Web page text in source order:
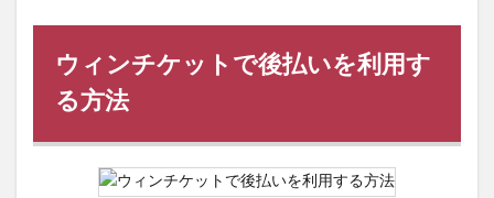
ウィンチケットで後払いを利用す
る方法